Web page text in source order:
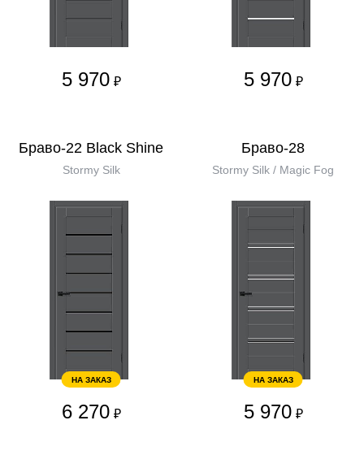
5 970 ₽ 5 970 ₽
Браво-22 Black Shine
Stormy Silk
НА ЗАКАЗ
6 270 ₽
Браво-28
Stormy Silk / Magic Fog
НА ЗАКАЗ
5 970 ₽